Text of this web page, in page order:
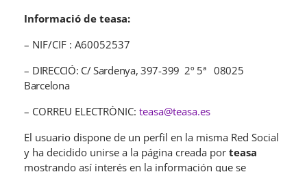
Informació de teasa:
– NIF/CIF : A60052537
– DIRECCIÓ: C/ Sardenya, 397-399 2º 5ª 08025
Barcelona
– CORREU ELECTRÒNIC: teasa@teasa.es
El usuario dispone de un perfil en la misma Red Social
y ha decidido unirse a la página creada por teasa
mostrando así interés en la información que se